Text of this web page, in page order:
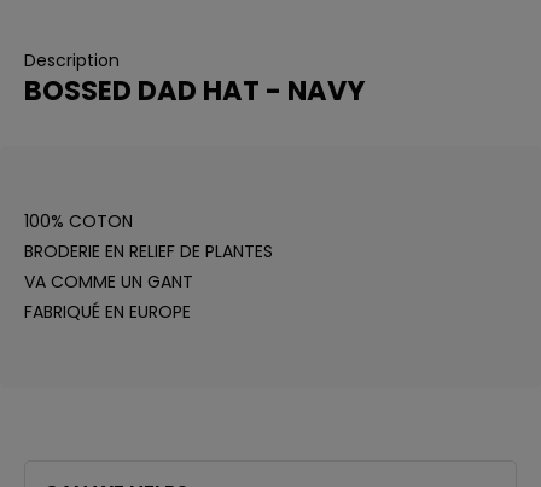
Description
BOSSED DAD HAT - NAVY
100% COTON
BRODERIE EN RELIEF DE PLANTES
VA COMME UN GANT
FABRIQUÉ EN EUROPE